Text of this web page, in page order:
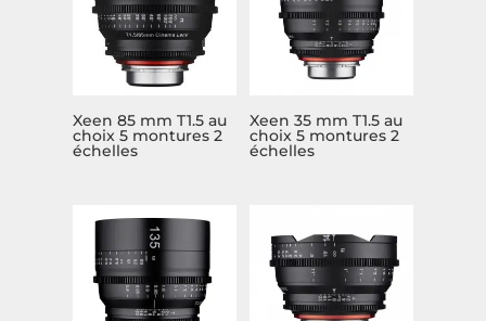
Xeen 85 mm T1.5 au
choix 5 montures 2
échelles
Xeen 35 mm T1.5 au
choix 5 montures 2
échelles